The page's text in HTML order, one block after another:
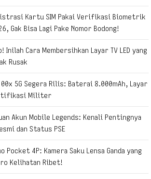
Kartu SIM Pakai Verifikasi Biometrik
Gak Bisa Lagi Pake Nomor Bodong!
Inilah Cara Membersihkan Layar TV LED yang
Rusak
5G Segera Rilis: Baterai 8.000mAh, Layar
Militer
Akun Mobile Legends: Kenali Pentingnya
dan Status PSE
Pocket 4P: Kamera Saku Lensa Ganda yang
Kelihatan Ribet!